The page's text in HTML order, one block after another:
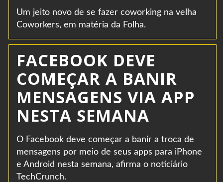
Um jeito novo de se fazer coworking na velha
Coworkers, em matéria da Folha.
FACEBOOK DEVE
COMEÇAR A BANIR
MENSAGENS VIA APP
NESTA SEMANA
O Facebook deve começar a banir a troca de
mensagens por meio de seus apps para iPhone
e Android nesta semana, afirma o noticiário
TechCrunch.